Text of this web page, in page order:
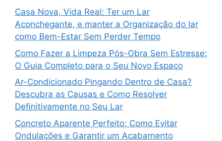
Casa Nova, Vida Real: Ter um Lar
Aconchegante, e manter a Organização do lar
como Bem-Estar Sem Perder Tempo
Como Fazer a Limpeza Pós-Obra Sem Estresse:
O Guia Completo para o Seu Novo Espaço
Ar-Condicionado Pingando Dentro de Casa?
Descubra as Causas e Como Resolver
Definitivamente no Seu Lar
Concreto Aparente Perfeito: Como Evitar
Ondulações e Garantir um Acabamento